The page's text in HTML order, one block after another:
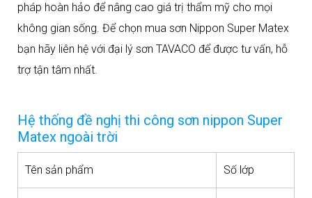
pháp hoàn hảo để nâng cao giá trị thẩm mỹ cho mọi
không gian sống. Để chọn mua sơn Nippon Super Matex
bạn hãy liên hệ với đại lý sơn TAVACO để được tư vấn, hỗ
trợ tận tâm nhất.
Hệ thống đề nghị thi công sơn nippon Super
Matex ngoài trời
Tên sản phẩm Số lớp